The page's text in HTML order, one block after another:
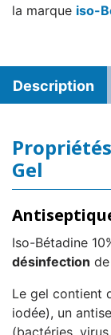
la marque iso-
Description
Gel
Iso-Bétadine
désinfection
Le gel contient
iodée), un